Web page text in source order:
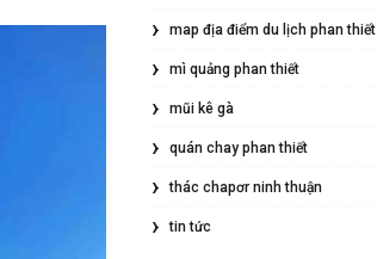
map địa điểm du lịch phan thiết
mì quảng phan thiết
mũi kê gà
quán chay phan thiết
thác chapơr ninh thuận
tin tức